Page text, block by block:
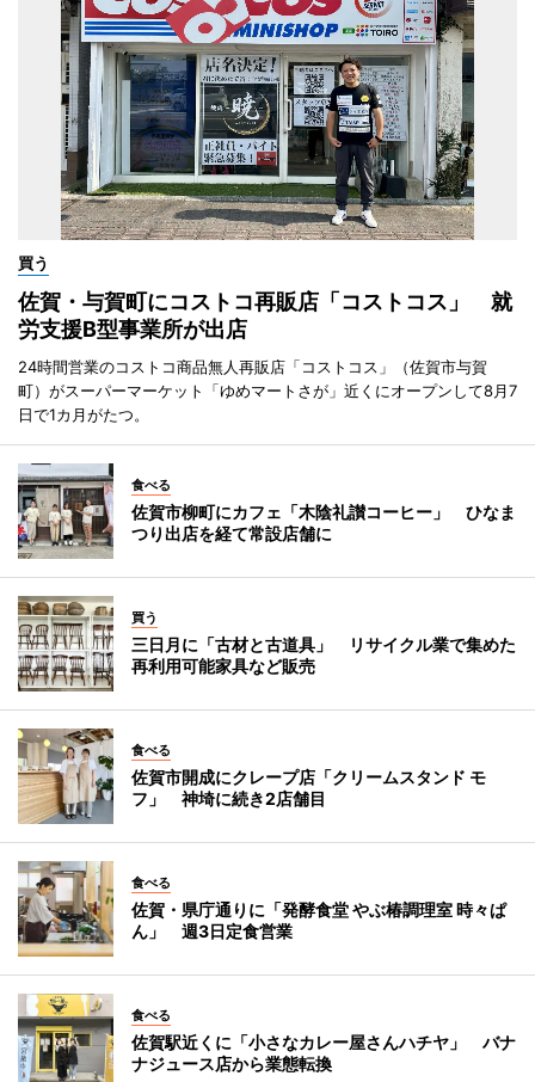
買う
佐賀・与賀町にコストコ再販店「コストコス」 就
労支援B型事業所が出店
24時間営業のコストコ商品無人再販店「コストコス」（佐賀市与賀
町）がスーパーマーケット「ゆめマートさが」近くにオープンして8月7
日で1カ月がたつ。
食べる
佐賀市柳町にカフェ「木陰礼讃コーヒー」 ひなま
つり出店を経て常設店舗に
買う
三日月に「古材と古道具」 リサイクル業で集めた
再利用可能家具など販売
食べる
佐賀市開成にクレープ店「クリームスタンド モ
フ」 神埼に続き2店舗目
食べる
佐賀・県庁通りに「発酵食堂 やぶ椿調理室 時々ぱ
ん」 週3日定食営業
食べる
佐賀駅近くに「小さなカレー屋さんハチヤ」 バナ
ナジュース店から業態転換